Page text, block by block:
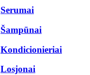
Serumai
Šampūnai
Kondicionieriai
Losjonai